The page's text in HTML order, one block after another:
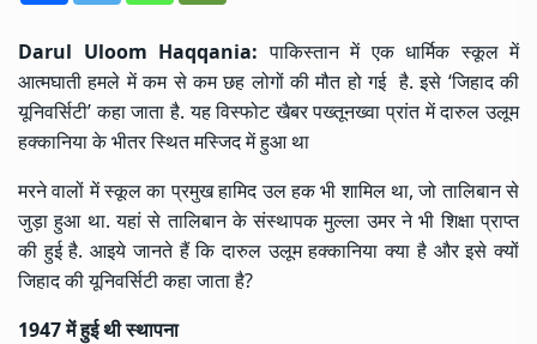
Darul Uloom Haqqania: पाकिस्तान में एक धार्मिक स्कूल में
आत्मघाती हमले में कम से कम छह लोगों की मौत हो गई है. इसे ‘जिहाद की
यूनिवर्सिटी’ कहा जाता है. यह विस्फोट खैबर पख्तूनख्वा प्रांत में दारुल उलूम
हक्कानिया के भीतर स्थित मस्जिद में हुआ था
मरने वालों में स्कूल का प्रमुख हामिद उल हक भी शामिल था, जो तालिबान से
जुड़ा हुआ था. यहां से तालिबान के संस्थापक मुल्ला उमर ने भी शिक्षा प्राप्त
की हुई है. आइये जानते हैं कि दारुल उलूम हक्कानिया क्या है और इसे क्यों
जिहाद की यूनिवर्सिटी कहा जाता है?
1947 में हुई थी स्थापना